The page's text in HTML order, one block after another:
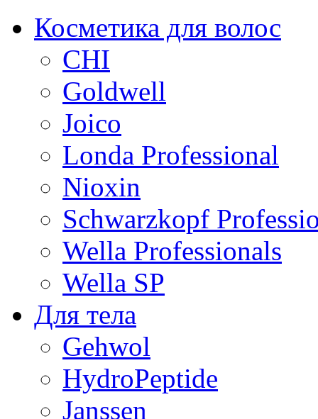
Косметика для волос
CHI
Goldwell
Joico
Londa Professional
Nioxin
Schwarzkopf
Wella Professionals
Wella SP
Для тела
Gehwol
HydroPeptide
Janssen